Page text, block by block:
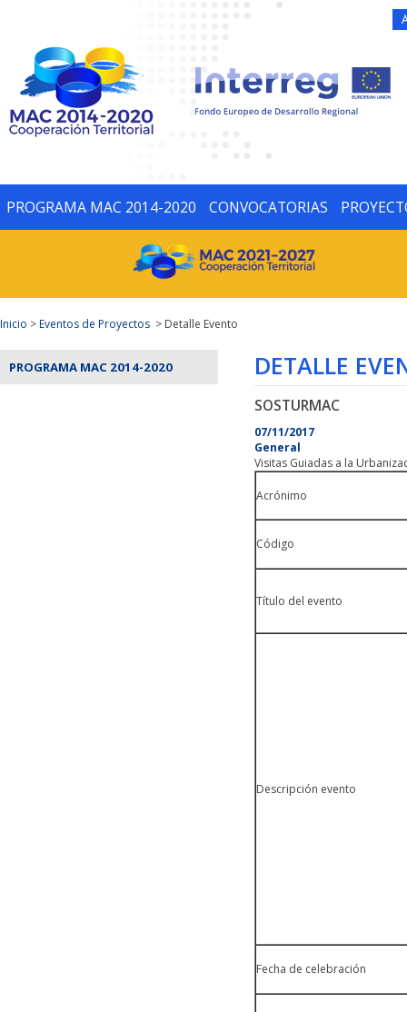
PROGRAMA MAC 2014-2020 CONVOCATORIAS
Inicio >Eventos de Proyectos > Detalle Evento
PROGRAMA MAC 2014-2020 DETALLE
SOSTURMAC
07/11/2017
General
Visitas Guiadas a la
Acrónimo
Código
Título del evento
Descripción evento
Fecha de celebración